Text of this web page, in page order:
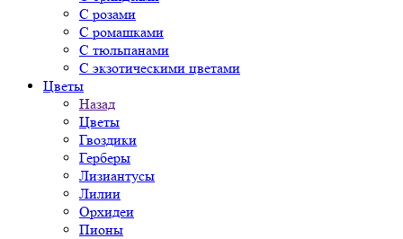
С розами
С ромашками
С тюльпанами
С экзотическими цветами
Цветы
Назад
Цветы
Гвоздики
Герберы
Лизиантусы
Лилии
Орхидеи
Пионы